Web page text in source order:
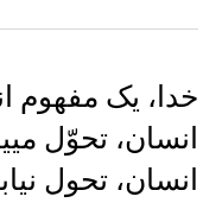
خدا، یک مفهوم
انسان، تحوّل
انسان، تحول